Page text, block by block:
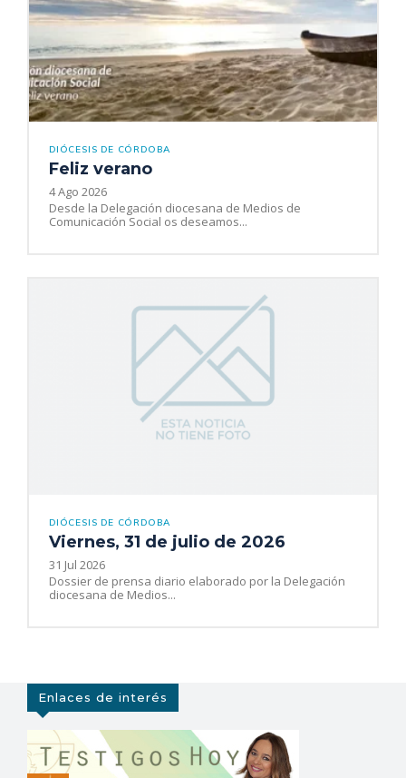
DIÓCESIS DE CÓRDOBA
Feliz verano
4 Ago 2026
Desde la Delegación diocesana de Medios de
Comunicación Social os deseamos...
DIÓCESIS DE CÓRDOBA
Viernes, 31 de julio de 2026
31 Jul 2026
Dossier de prensa diario elaborado por la Delegación
diocesana de Medios...
Enlaces de interés